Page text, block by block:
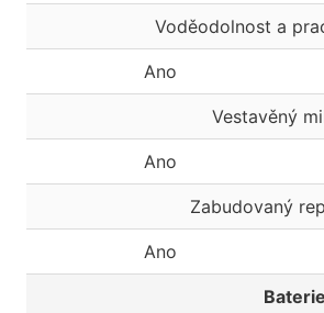
Voděodolnost a
Ano
Vestavěný
Ano
Zabudovaný
Ano
Baterie